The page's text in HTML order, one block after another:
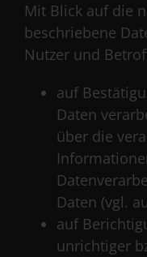
Mit Blick auf die
beschriebene
Nutzer und
auf
Daten
über die
Daten (vgl.
auf
unrichtiger